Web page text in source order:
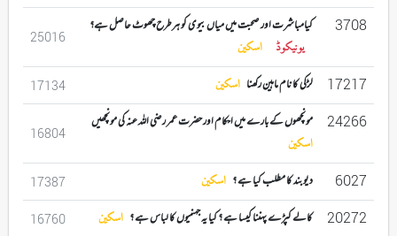
3708 کیامباشرت اور صحبت میں میاں بیوی کو ہرطرح چھوٹ حاصل ہے؟
یونیکوڈ اسکین
25016
17217 لڑکی کا نام ماہین رکھنا اسکین 17134
24266 مونچھوں کے بارے میں احکام اور حضرت عمر رضی اللہ عنہ کی مونچھیں
اسکین
16804
6027 دیوبند کا مطلب کیا ہے ؟ اسکین 17387
20272 کالے کپڑے پہننا کیسا ہے ؟ کیا یہ جہنمیوں کا لباس ہے ؟ اسکین 16760